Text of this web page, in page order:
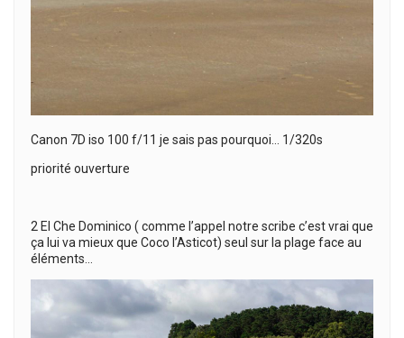
Canon 7D iso 100 f/11 je sais pas pourquoi… 1/320s
priorité ouverture
2 El Che Dominico ( comme l’appel notre scribe c’est vrai que
ça lui va mieux que Coco l’Asticot) seul sur la plage face au
éléments…